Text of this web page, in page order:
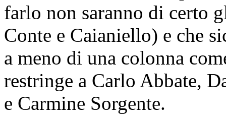
farlo non saranno di certo
Conte e Caianiello) e che
a meno di una colonna
restringe a Carlo Abbate,
e Carmine Sorgente.